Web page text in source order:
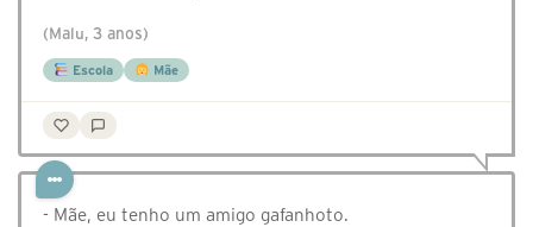
(Malu, 3 anos)
Escola Mãe
- Mãe, eu tenho um amigo gafanhoto.